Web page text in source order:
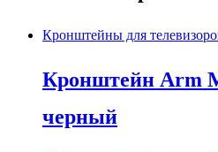
Кронштейны для
Кронштейн Arm
черный